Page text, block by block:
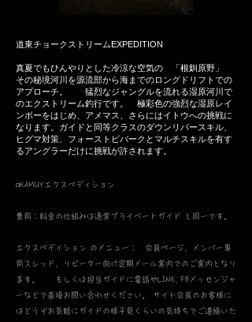
​道東チョークストリームEXPEDITION
真夏でもひんやりとした冷涼な空気の 「根釧原野」
その秘境河川を源流部から海までのロングドリフトでの
アプローチ。 猛烈なジャングルを流れる湿原河川で
のエクストリーム釣行です。 極彩色の強烈な湿原レイ
ンボーをはじめ、アメマス、さらにはイトウへの挑戦に
なります。ガイドと同等クラスのダウンリバースキル、
ヒグマ対策、フォーストビバークとマルチスキルを有す
るアングラーだけに挑戦が許されます。
◽️KAMUYエクスペディション
費用：料金の仕組みは通常プライベートガイド と同一です。
エクスペディション のメニュー： 会員ページ、メンバー専
用スレッド、リピーター向け定期メール案内でのご案内となり
ます。 もしくは担当ガイドに電話やLINE, FBメッセンジャ
ーなどで直接お問い合わせください。 サイト会員のお客様に
はどうぞお気軽にガイドの様子見くらいの気持ちでご連絡いた